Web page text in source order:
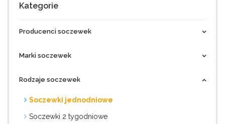
Kategorie
Producenci soczewek
Marki soczewek
Rodzaje soczewek
Soczewki jednodniowe
Soczewki 2 tygodniowe